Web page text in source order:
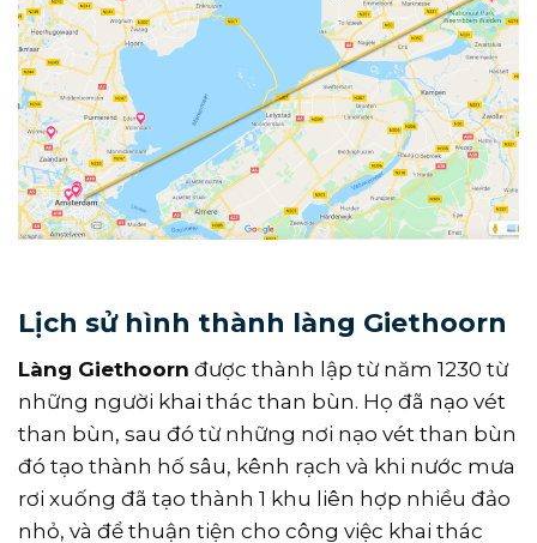
Lịch sử hình thành làng Giethoorn
Làng Giethoorn được thành lập từ năm 1230 từ
những người khai thác than bùn. Họ đã nạo vét
than bùn, sau đó từ những nơi nạo vét than bùn
đó tạo thành hố sâu, kênh rạch và khi nước mưa
rơi xuống đã tạo thành 1 khu liên hợp nhiều đảo
nhỏ, và để thuận tiện cho công việc khai thác